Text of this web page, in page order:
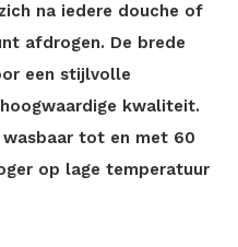
na iedere douche of
afdrogen. De brede
een stijlvolle
kwaliteit.
tot en met 60
op lage temperatuur